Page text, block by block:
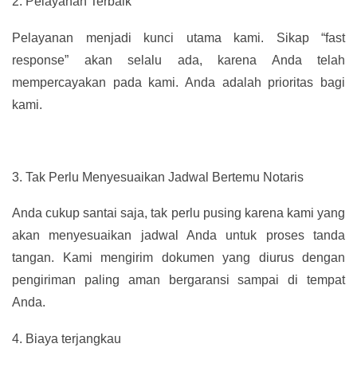
Pelayanan menjadi kunci utama kami. Sikap “fast
response” akan selalu ada, karena Anda telah
mempercayakan pada kami. Anda adalah prioritas bagi
kami.
3. Tak Perlu Menyesuaikan Jadwal Bertemu Notaris
Anda cukup santai saja, tak perlu pusing karena kami yang
akan menyesuaikan jadwal Anda untuk proses tanda
tangan. Kami mengirim dokumen yang diurus dengan
pengiriman paling aman bergaransi sampai di tempat
Anda.
4. Biaya terjangkau